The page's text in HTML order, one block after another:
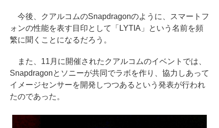
今後、クアルコムのSnapdragonのように、スマートフ
ォンの性能を表す目印として「LYTIA」という名前を頻
繁に聞くことになるだろう。
また、11月に開催されたクアルコムのイベントでは、
Snapdragonとソニーが共同でラボを作り、協力しあって
イメージセンサーを開発しつつあるという発表が行われ
たのであった。